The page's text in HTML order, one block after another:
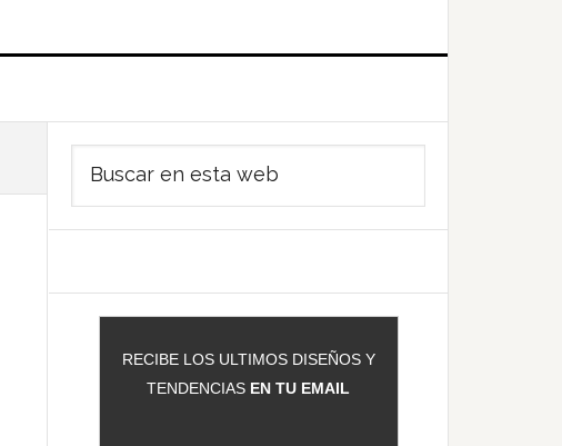
Barra
lateral
principal
RECIBE LOS ULTIMOS DISEÑOS Y
TENDENCIAS EN TU EMAIL